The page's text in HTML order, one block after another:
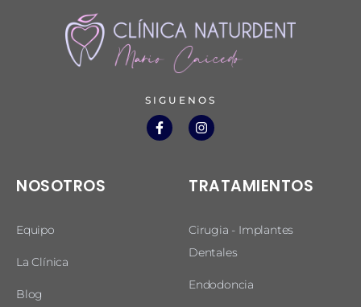
SIGUENOS
NOSOTROS
Equipo
La Clínica
Blog
TRATAMIENTOS
Cirugia - Implantes
Dentales
Endodoncia